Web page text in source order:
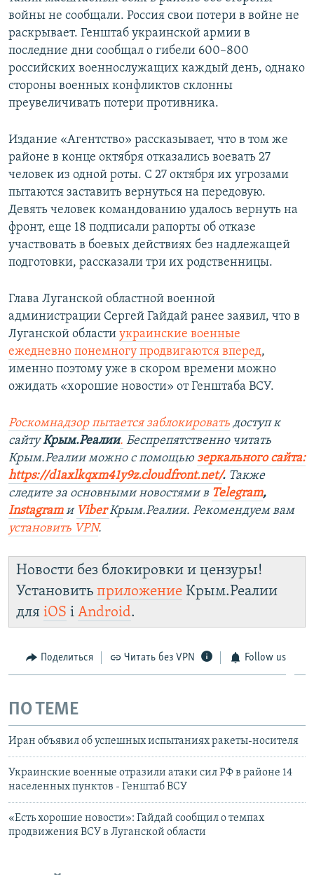
войны не сообщали. Россия свои потери в войне не
раскрывает. Генштаб украинской армии в
последние дни сообщал о гибели 600–800
российских военнослужащих каждый день, однако
стороны военных конфликтов склонны
преувеличивать потери противника.
Издание «Агентство» рассказывает, что в том же
районе в конце октября отказались воевать 27
человек из одной роты. С 27 октября их угрозами
пытаются заставить вернуться на передовую.
Девять человек командованию удалось вернуть на
фронт, еще 18 подписали рапорты об отказе
участвовать в боевых действиях без надлежащей
подготовки, рассказали три их родственницы.
Глава Луганской областной военной
администрации Сергей Гайдай ранее заявил, что в
Луганской области украинские военные
ежедневно понемногу продвигаются вперед,
именно поэтому уже в скором времени можно
ожидать «хорошие новости» от Генштаба ВСУ.
Роскомнадзор пытается заблокировать доступ к
сайтуКрым.Реалии. Беспрепятственно читать
Крым.Реалии можно с помощью зеркального сайта:
https://d1axlkqxm41y9z.cloudfront.net/. ​ Также
следите за основными новостями в Telegram,
Instagram и ViberКрым.Реалии. Рекомендуем вам
установить VPN.
Новости без блокировки и цензуры!
Установить приложение Крым.Реалии
для iOS і Android.
Поделиться Читать без VPN Follow us
ПО ТЕМЕ
Иран объявил об успешных испытаниях ракеты-носителя
Украинские военные отразили атаки сил РФ в районе 14
населенных пунктов - Генштаб ВСУ
«Есть хорошие новости»: Гайдай сообщил о темпах
продвижения ВСУ в Луганской области